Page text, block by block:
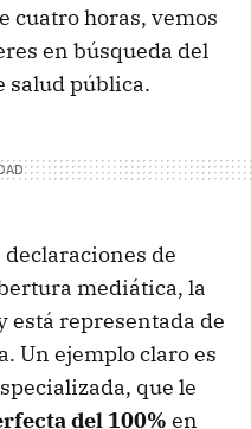
cuatro horas, vemos
en búsqueda del
salud pública.
de
mediática, la
está representada de
Un ejemplo claro es
que le
del 100% en